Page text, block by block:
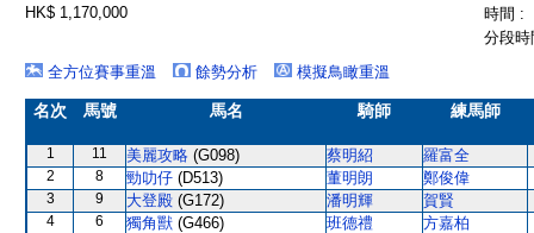
HK$ 1,170,000
時間 :
分段
全方位賽事重溫
餘勢分析 模擬鳥瞰重溫
名次 馬號 馬名 騎師 練馬師
1 11 美麗攻略 (G098) 蔡明紹 羅富全
2 8 勁叻仔 (D513) 董明朗 鄭俊偉
3 9 大登殿 (G172) 潘明輝 賀賢
4 6 獨角獸 (G466) 班德禮 方嘉柏